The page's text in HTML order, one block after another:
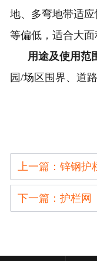
地、多弯地带适
等偏低，适合大面
用途及使用范
园/场区围界、道
上一篇：锌钢护
下一篇：护栏网